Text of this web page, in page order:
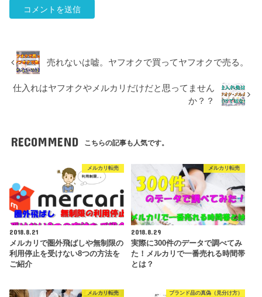
売れないは嘘。ヤフオクで買ってヤフオクで売る。
仕入れはヤフオクやメルカリだけだと思ってません
か？？
RECOMMEND こちらの記事も人気です。
メルカリ転売
2018.8.21
メルカリで圏外飛ばしや無制限の
利用停止を受けない8つの方法を
ご紹介
メルカリ転売
2018.8.29
実際に300件のデータで調べてみ
た！メルカリで一番売れる時間帯
とは？
メルカリ転売 ブランド品の真偽（見分け方）